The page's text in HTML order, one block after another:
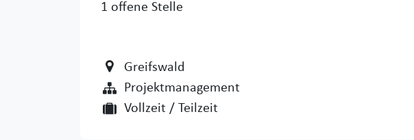
1 offene Stelle
Greifswald
Projektmanagement
Vollzeit / Teilzeit